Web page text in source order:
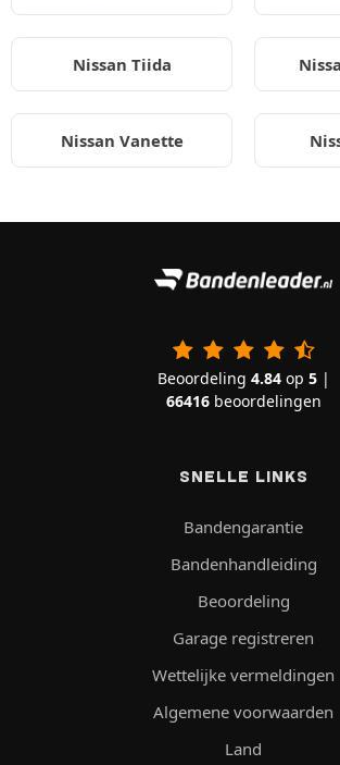
Nissan Tiida
Nissan Vanette
Beoordeling 4.84op 5|
66416beoordelingen
SNELLE LINKS
Bandengarantie
Bandenhandleiding
Beoordeling
Garage registreren
Wettelijke vermeldingen
Algemene voorwaarden
Land